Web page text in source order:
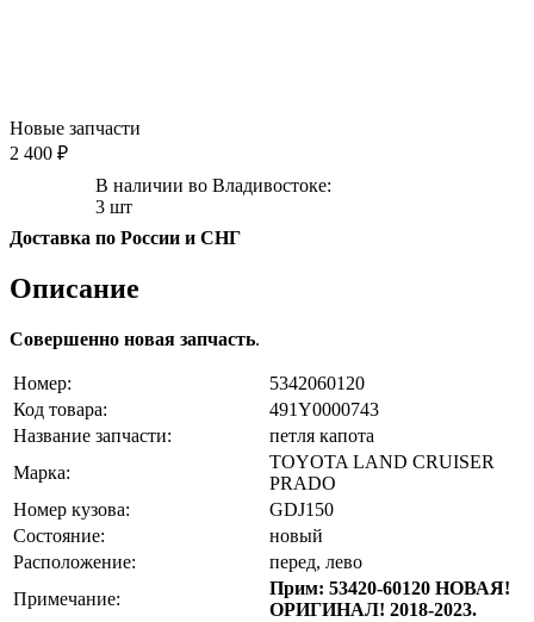
Новые запчасти
2 400 ₽
В наличии во Владивостоке:
3 шт
Доставка по России и СНГ
Описание
Совершенно новая запчасть.
Номер:
5342060120
Код товара:
491Y0000743
Название запчасти:
петля капота
Марка:
TOYOTA LAND CRUISER
PRADO
Номер кузова:
GDJ150
Состояние:
новый
Расположение:
перед, лево
Примечание:
Прим: 53420-60120 НОВАЯ!
ОРИГИНАЛ! 2018-2023.